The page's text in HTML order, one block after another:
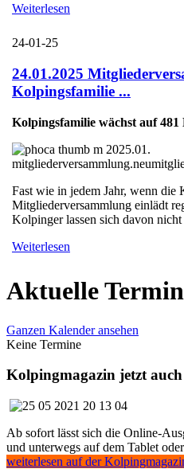
Weiterlesen
24-01-25
24.01.2025
Kolpingsfamilie ...
Kolpingsfamilie wächst auf
Fast wie in jedem Jahr, wenn die
Mitgliederversammlung einlädt
Kolpinger lassen sich davon nicht
Weiterlesen
Aktuelle
Ganzen Kalender ansehen
Keine Termine
Kolpingmagazin jetzt
Ab sofort lässt sich die Online-
und unterwegs auf dem Tablet
weiterlesen auf der